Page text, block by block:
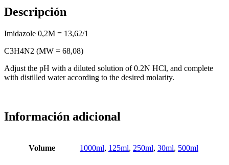
Descripción
Imidazole 0,2M = 13,62/1
C3H4N2 (MW = 68,08)
Adjust the pH with a diluted solution of 0.2N HCl, and complete
with distilled water according to the desired molarity.
Información adicional
Volume 1000ml, 125ml, 250ml, 30ml, 500ml